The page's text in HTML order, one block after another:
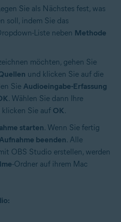
Sie als Nächstes fest, was
soll, indem Sie das
Liste neben Methode
möchten, gehen Sie
und klicken Sie auf die
Sie Audioeingabe-Erfassung
. Wählen Sie dann Ihre
Sie auf OK.
starten. Wenn Sie fertig
beenden. Alle
OBS Studio erstellen, werden
-Ordner auf ihrem Mac